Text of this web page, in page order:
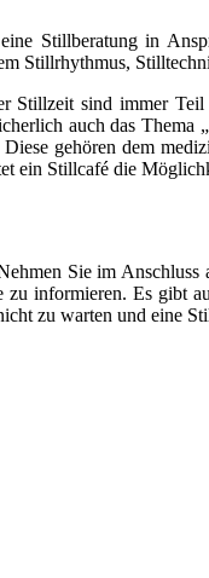
Stillberatung in
Stillrhythmus,
sind immer
auch das Thema
gehören dem
ein Stillcafé die
Sie im
zu informieren. Es gibt
zu warten und eine